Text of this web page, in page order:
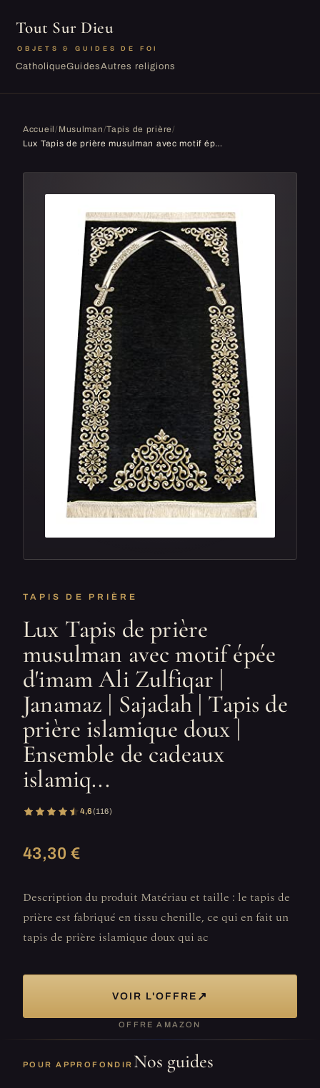
Tout Sur Dieu
OBJETS & GUIDES DE FOI
CatholiqueGuidesAutres religions
Accueil/ Musulman/Tapis de prière/
Lux Tapis de prière musulman avec motif épée d'imam Ali Zulfiqar | Janamaz | Sajadah | Tapis de prière islamique doux | Ensemble de cadeaux islamiq...
TAPIS DE PRIÈRE
Lux Tapis de prière
musulman avec motif épée
d'imam Ali Zulfiqar |
Janamaz | Sajadah | Tapis de
prière islamique doux |
Ensemble de cadeaux
islamiq...
4,6(116)
43,30 €
Description du produit Matériau et taille : le tapis de
prière est fabriqué en tissu chenille, ce qui en fait un
tapis de prière islamique doux qui ac
VOIR L'OFFRE ↗
OFFRE AMAZON
POUR APPROFONDIR Nos guides